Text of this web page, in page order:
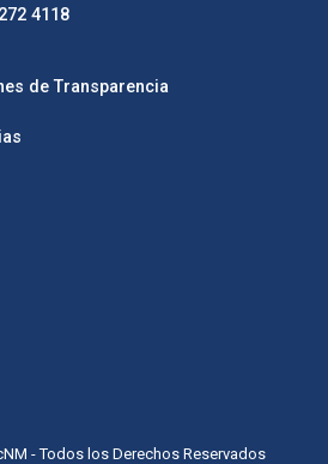
4118
de Transparencia
- Todos los Derechos Reservados